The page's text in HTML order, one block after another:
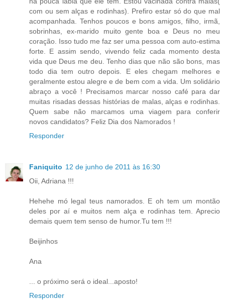
com ou sem alças e rodinhas). Prefiro estar só do que mal
acompanhada. Tenhos poucos e bons amigos, filho, irmã,
sobrinhas, ex-marido muito gente boa e Deus no meu
coração. Isso tudo me faz ser uma pessoa com auto-estima
forte. E assim sendo, vivendo feliz cada momento desta
vida que Deus me deu. Tenho dias que não são bons, mas
todo dia tem outro depois. E eles chegam melhores e
geralmente estou alegre e de bem com a vida. Um solidário
abraço a você ! Precisamos marcar nosso café para dar
muitas risadas dessas histórias de malas, alças e rodinhas.
Quem sabe não marcamos uma viagem para conferir
novos candidatos? Feliz Dia dos Namorados !
Responder
Faniquito 12 de junho de 2011 às 16:30
Oii, Adriana !!!
Hehehe mó legal teus namorados. E oh tem um montão
deles por aí e muitos nem alça e rodinhas tem. Aprecio
demais quem tem senso de humor.Tu tem !!!
Beijinhos
Ana
... o próximo será o ideal...aposto!
Responder